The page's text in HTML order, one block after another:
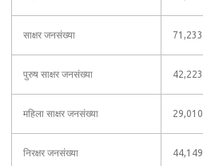
साक्षर जनसंख्या 71,233
पुरुष साक्षर जनसंख्या 42,223
महिला साक्षर जनसंख्या 29,010
निरक्षर जनसंख्या 44,149